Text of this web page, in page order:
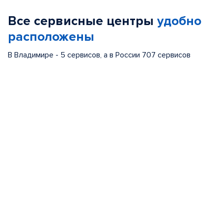
Все сервисные центры удобно
расположены
В Владимире - 5 сервисов, а в России 707 сервисов